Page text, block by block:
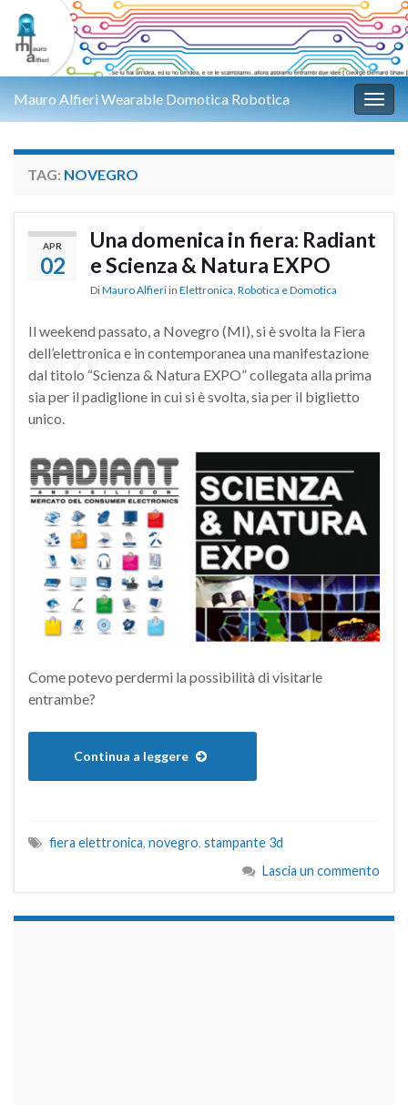
Mauro Alfieri Wearable Domotica Robotica
TAG: NOVEGRO
APR
02
Una domenica in fiera: Radiant
e Scienza & Natura EXPO
DiMauro Alfieri in Elettronica, Robotica e Domotica
Il weekend passato, a Novegro (MI), si è svolta la Fiera
dell’elettronica e in contemporanea una manifestazione
dal titolo “Scienza & Natura EXPO” collegata alla prima
sia per il padiglione in cui si è svolta, sia per il biglietto
unico.
Come potevo perdermi la possibilità di visitarle
entrambe?
Continua a leggere
fiera elettronica, novegro, stampante 3d
Lascia un commento